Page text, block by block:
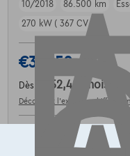
10/2018
86.500 km
270 kW ( 367 CV )
€37.950 1
Dès €752,48 /mois
Découvrez l’exemple chiffré
8490 Varsenare, XOTO